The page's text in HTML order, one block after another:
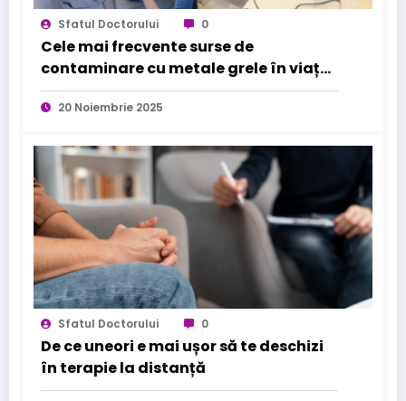
Sfatul Doctorului 0
Cele mai frecvente surse de
contaminare cu metale grele în viața
de zi cu zi
20 Noiembrie 2025
Sfatul Doctorului 0
De ce uneori e mai ușor să te deschizi
în terapie la distanță